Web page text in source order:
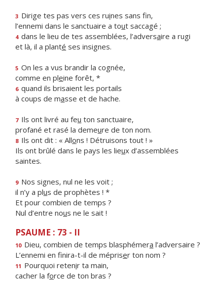
3 Dirige tes pas vers ces ruines sans fin,
l’ennemi dans le sanctuaire a tout saccagé ;
4 dans le lieu de tes assemblées, l’adversaire a rugi
et là, il a planté ses insignes.
5 On les a vus brandir la cognée,
comme en pleine forêt, *
6 quand ils brisaient les portails
à coups de masse et de hache.
7 Ils ont livré au feu ton sanctuaire,
profané et rasé la demeure de ton nom.
8 Ils ont dit : « Allons ! Détruisons tout ! »
Ils ont brûlé dans le pays les lieux d’assemblées
saintes.
9 Nos signes, nul ne les voit ;
il n’y a plus de prophètes ! *
Et pour combien de temps ?
Nul d’entre nous ne le sait !
PSAUME : 73 - II
10 Dieu, combien de temps blasphémera l’adversaire ?
L’ennemi en finira-t-il de mépriser ton nom ?
11 Pourquoi retenir ta main,
cacher la force de ton bras ?